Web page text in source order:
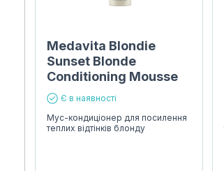
Medavita Blondie
Sunset Blonde
Conditioning Mousse
Є в наявності
Мус-кондиціонер для посилення
теплих відтінків блонду